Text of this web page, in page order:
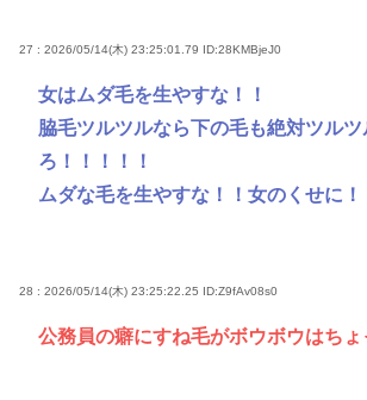
27 : 2026/05/14(木) 23:25:01.79 ID:28KMBjeJ0
女はムダ毛を生やすな！！
脇毛ツルツルなら下の毛も絶対ツルツ
ろ！！！！！
ムダな毛を生やすな！！女のくせに！
28 : 2026/05/14(木) 23:25:22.25 ID:Z9fAv08s0
公務員の癖にすね毛がボウボウはちょ